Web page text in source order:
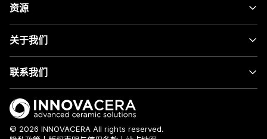
资源
关于我们
联系我们
© 2026 INNOVACERA All rights reserved.